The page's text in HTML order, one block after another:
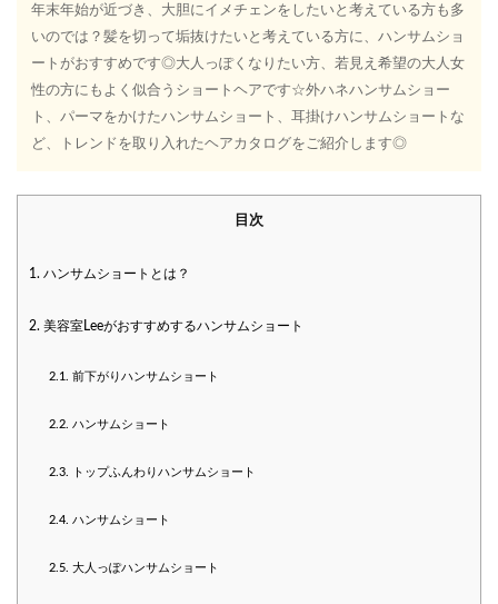
年末年始が近づき、大胆にイメチェンをしたいと考えている方も多
いのでは？髪を切って垢抜けたいと考えている方に、ハンサムショ
ートがおすすめです◎大人っぽくなりたい方、若見え希望の大人女
性の方にもよく似合うショートヘアです☆外ハネハンサムショー
ト、パーマをかけたハンサムショート、耳掛けハンサムショートな
ど、トレンドを取り入れたヘアカタログをご紹介します◎
目次
1. ハンサムショートとは？
2. 美容室Leeがおすすめするハンサムショート
2.1. 前下がりハンサムショート
2.2. ハンサムショート
2.3. トップふんわりハンサムショート
2.4. ハンサムショート
2.5. 大人っぽハンサムショート